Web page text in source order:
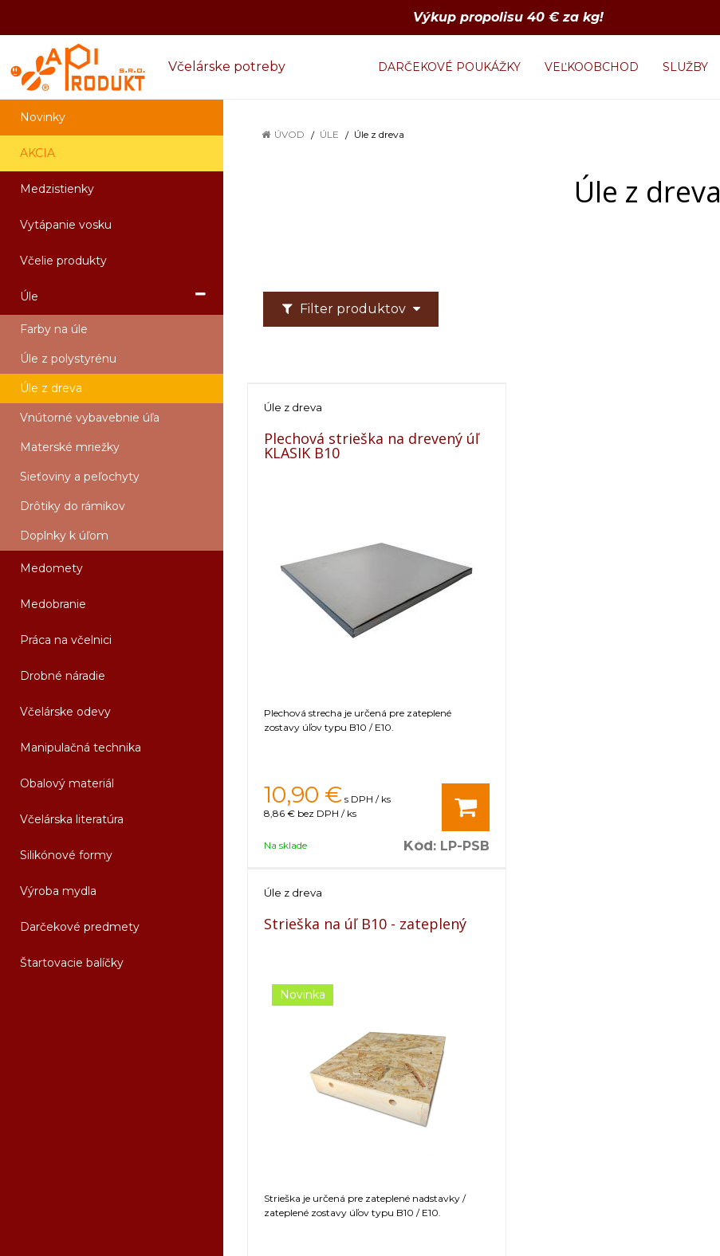
Výkup propolisu 40 € za kg!
Včelárske potreby DARČEKOVÉ POUKÁŽKY VEĽKOOBCHOD SLUŽBY
Novinky
AKCIA
Medzistienky
Vytápanie vosku
Včelie produkty
Úle
Farby na úle
Úle z polystyrénu
Úle z dreva
Vnútorné vybavebnie úľa
Materské mriežky
Sieťoviny a peľochyty
Drôtiky do rámikov
Doplnky k úľom
Medomety
Medobranie
Práca na včelnici
Drobné náradie
Včelárske odevy
Manipulačná technika
Obalový materiál
Včelárska literatúra
Silikónové formy
Výroba mydla
Darčekové predmety
Štartovacie balíčky
ÚVOD ÚLE Úle z dreva
Úle z dreva
Filter produktov
Úle z dreva
Plechová strieška na drevený úľ
KLASIK B10
Plechová strecha je určená pre zateplené
zostavy úľov typu B10 / E10.
10,90 € s DPH / ks
8,86 € bez DPH / ks
Na sklade Kód: LP-PSB
Úle z dreva
Strieška na úľ B10 - zateplený
Novinka
Strieška je určená pre zateplené nadstavky /
zateplené zostavy úľov typu B10 / E10.